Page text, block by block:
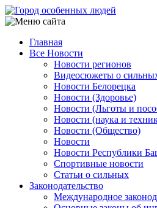
Перейти
к
содержанию
Main
navigation
Главная
Все Новости
Новости регионов
Видеосюжеты о
Новости Белорецка
Новости (Здоровье)
Новости (Льготы и
Новости (наука и
Новости (Общество)
Новости
Новости Республики
Спортивные новости
Статьи о сильных
Законодательство
Международное